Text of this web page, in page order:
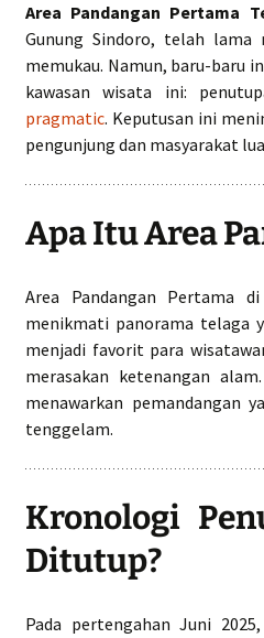
Area Pandangan Pertama
Gunung Sindoro, telah lama
memukau. Namun, baru-baru
kawasan wisata ini:
pragmatic. Keputusan ini
pengunjung dan masyarakat
Apa Itu Area
Area Pandangan Pertama
menikmati panorama telaga
menjadi favorit para
merasakan ketenangan
menawarkan pemandangan
tenggelam.
Kronologi
Ditutup?
Pada pertengahan Juni